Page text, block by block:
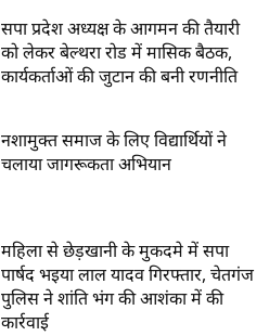
सपा प्रदेश अध्यक्ष के आगमन की तैयारी
को लेकर बेल्थरा रोड में मासिक बैठक,
कार्यकर्ताओं की जुटान की बनी रणनीति
नशामुक्त समाज के लिए विद्यार्थियों ने
चलाया जागरूकता अभियान
महिला से छेड़खानी के मुकदमे में सपा
पार्षद भइया लाल यादव गिरफ्तार, चेतगंज
पुलिस ने शांति भंग की आशंका में की
कार्रवाई